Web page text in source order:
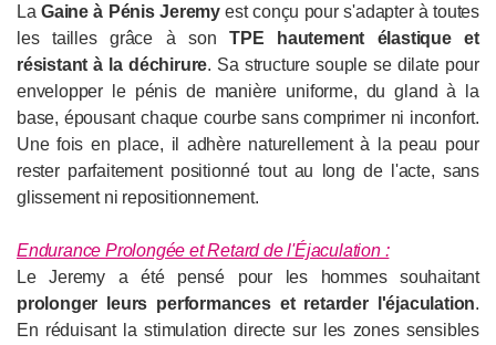
LaGaine à Pénis Jeremyest conçu pour s'adapter à toutes
les tailles grâce à son TPE hautement élastique et
résistant à la déchirure. Sa structure souple se dilate pour
envelopper le pénis de manière uniforme, du gland à la
base, épousant chaque courbe sans comprimer ni inconfort.
Une fois en place, il adhère naturellement à la peau pour
rester parfaitement positionné tout au long de l'acte, sans
glissement ni repositionnement.
Endurance Prolongée et Retard de l'Éjaculation :
Le Jeremy a été pensé pour les hommes souhaitant
prolonger leurs performances et retarder l'éjaculation.
En réduisant la stimulation directe sur les zones sensibles